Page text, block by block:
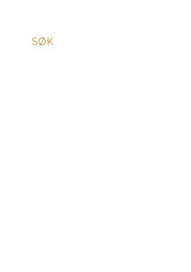
SØK